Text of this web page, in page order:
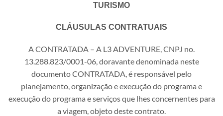
TURISMO
CLÁUSULAS CONTRATUAIS
A CONTRATADA – A L3 ADVENTURE, CNPJ no.
13.288.823/0001-06, doravante denominada neste
documento CONTRATADA, é responsável pelo
planejamento, organização e execução do programa e
execução do programa e serviços que lhes concernentes para
a viagem, objeto deste contrato.